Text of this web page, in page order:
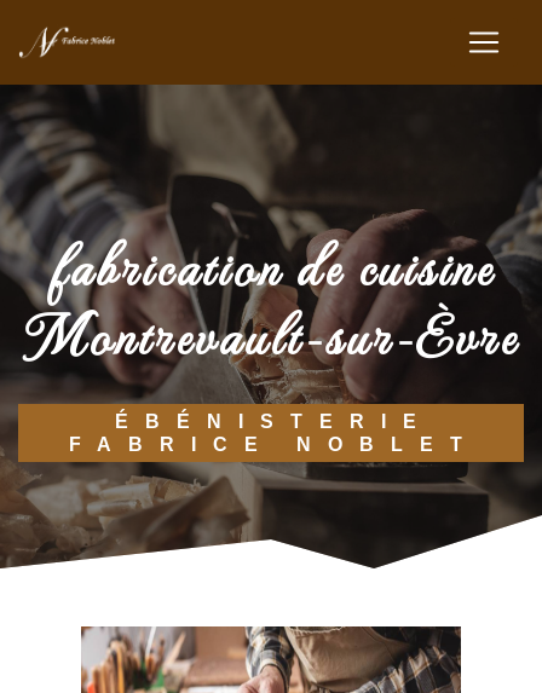
fabrication de cuisine
Montrevault-sur-Èvre
ÉBÉNISTERIE
FABRICE NOBLET